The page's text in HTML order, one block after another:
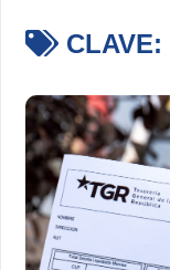
CLAVE: